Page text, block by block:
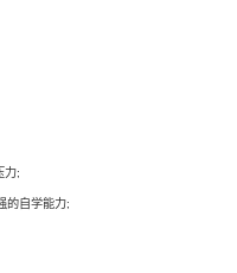
力;
的自学能力;